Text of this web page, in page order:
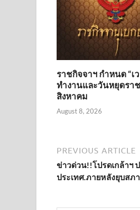
ราชกิจจาฯ กำหนด “เ
ทำงานและวันหยุดราช
สิงหาคม
August 8, 2026
PREVIOUS ARTICLE
ข่าวด่วน!!โปรดเกล้าฯ
ประเทศ.ภายหลังยุบสภา